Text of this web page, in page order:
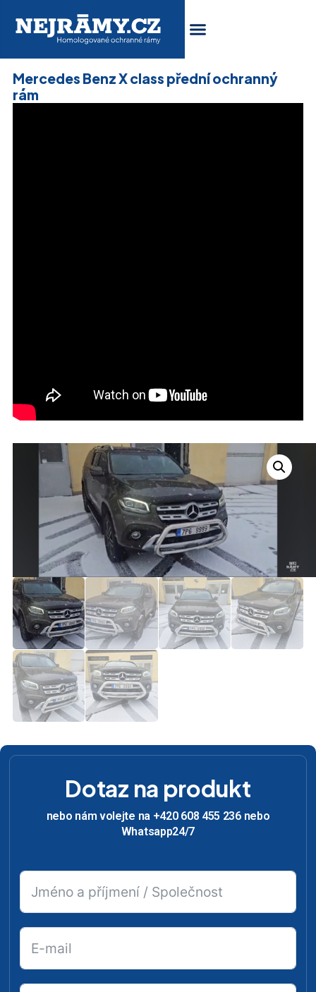
Mercedes Benz X class přední ochranný
rám
Dotaz na produkt
nebo nám volejte na +420 608 455 236 nebo
Whatsapp24/7